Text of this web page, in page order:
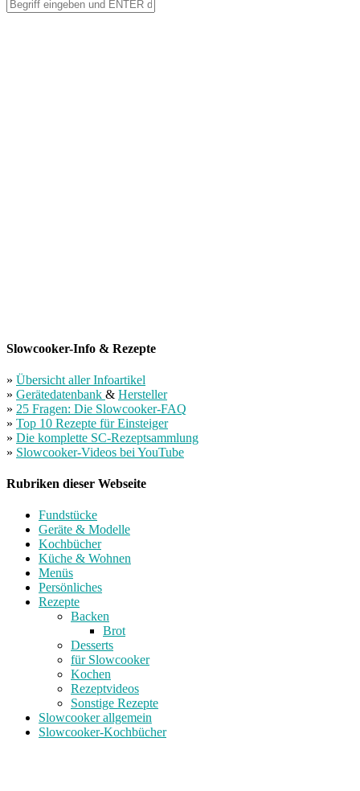
Slowcooker-Info & Rezepte
» Übersicht aller Infoartikel
» Gerätedatenbank & Hersteller
» 25 Fragen: Die Slowcooker-FAQ
» Top 10 Rezepte für Einsteiger
» Die komplette SC-Rezeptsammlung
» Slowcooker-Videos bei YouTube
Rubriken dieser Webseite
Fundstücke
Geräte & Modelle
Kochbücher
Küche & Wohnen
Menüs
Persönliches
Rezepte
Backen
Brot
Desserts
für Slowcooker
Kochen
Rezeptvideos
Sonstige Rezepte
Slowcooker allgemein
Slowcooker-Kochbücher